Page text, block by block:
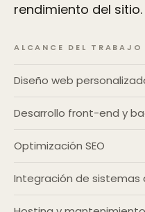
rendimiento del sitio.
ALCANCE DEL TRABAJO
Diseño web
Desarrollo front-end y
Optimización SEO
Integración de